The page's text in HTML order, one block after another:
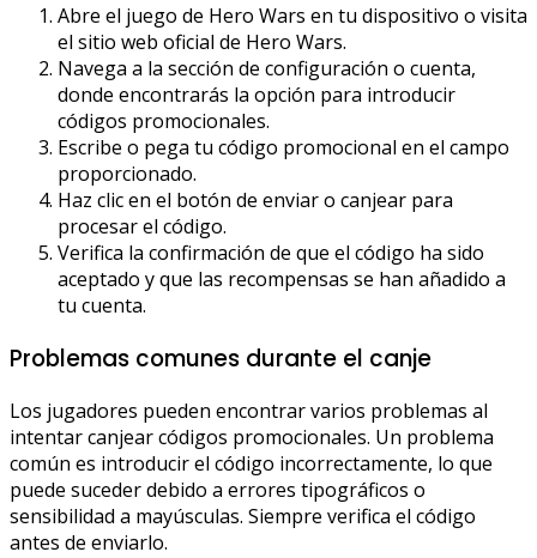
Abre el juego de Hero Wars en tu dispositivo o visita
el sitio web oficial de Hero Wars.
Navega a la sección de configuración o cuenta,
donde encontrarás la opción para introducir
códigos promocionales.
Escribe o pega tu código promocional en el campo
proporcionado.
Haz clic en el botón de enviar o canjear para
procesar el código.
Verifica la confirmación de que el código ha sido
aceptado y que las recompensas se han añadido a
tu cuenta.
Problemas comunes durante el canje
Los jugadores pueden encontrar varios problemas al
intentar canjear códigos promocionales. Un problema
común es introducir el código incorrectamente, lo que
puede suceder debido a errores tipográficos o
sensibilidad a mayúsculas. Siempre verifica el código
antes de enviarlo.